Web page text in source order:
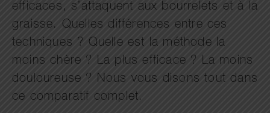
efficaces, s’attaquent aux bourrelets et à la
graisse. Quelles différences entre ces
techniques ? Quelle est la méthode la
moins chère ? La plus efficace ? La moins
douloureuse ? Nous vous disons tout dans
ce comparatif complet.